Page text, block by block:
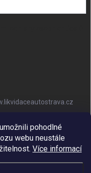
pohodlné
webu neustále
Více informací